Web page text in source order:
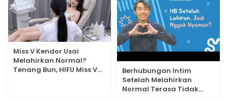
Miss V Kendor Usai
Melahirkan Normal?
Tenang Bun, HIFU Miss V
Berhubungan Intim
Setelah Melahirkan
Normal Terasa Tidak